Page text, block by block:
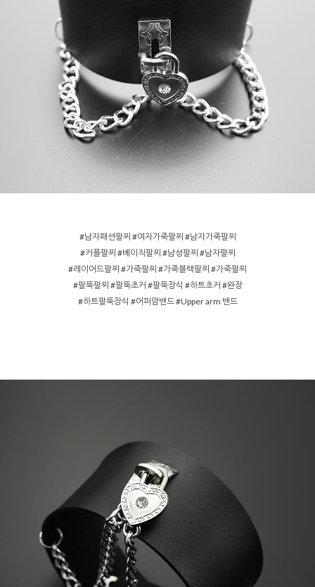
#남자패션팔찌 #여자가죽팔찌 #남자가죽팔찌
#커플팔찌 #베이직팔찌 #남성팔찌 #남자팔찌
#레이어드팔찌 #가죽팔찌 #가죽블랙팔찌 #가죽팔찌
#팔뚝팔찌 #팔뚝초커 #팔뚝장식 #하트초커 #완장
#하트팔뚝장식 #어퍼암밴드 #Upper arm 밴드